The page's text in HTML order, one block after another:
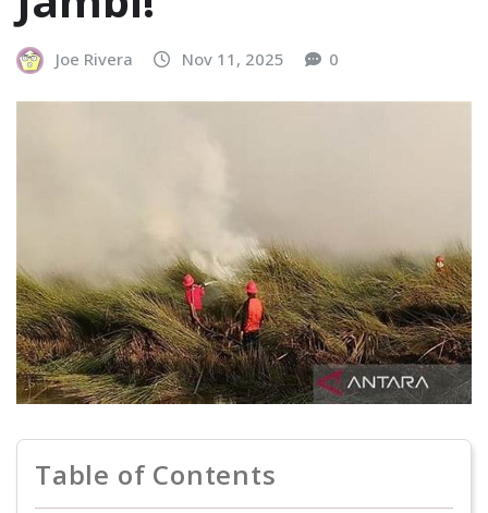
Joe Rivera Nov 11, 2025 0
Table of Contents